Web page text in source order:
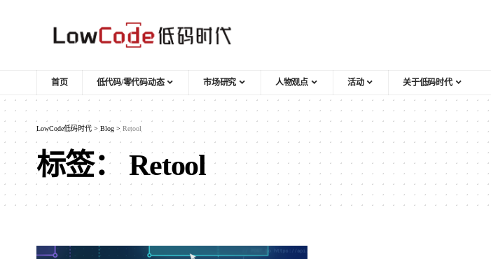
首页 低代码/零代码动态 市场研究 人物观点 活动 关于低码时代
LowCode低码时代 > Blog > Retool
标签：Retool